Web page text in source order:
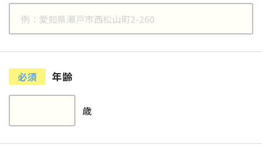
必須 年齢
歳